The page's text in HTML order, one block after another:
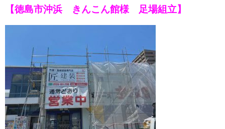
【徳島市沖浜 きんこん館様 足場組立】